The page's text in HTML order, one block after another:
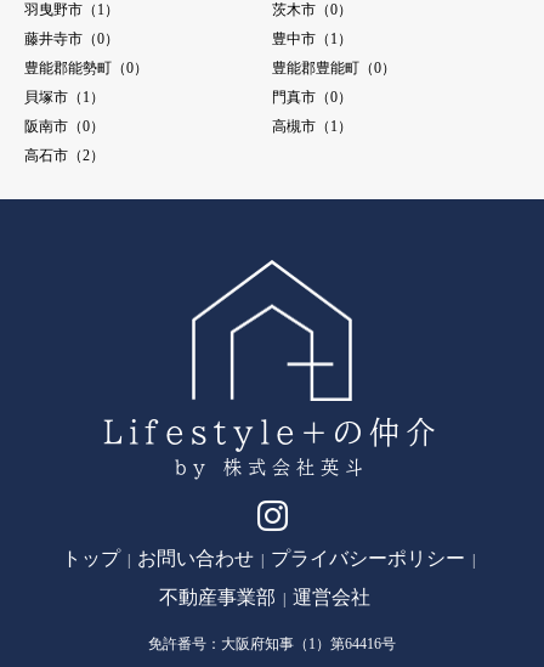
羽曳野市（1）
茨木市（0）
藤井寺市（0）
豊中市（1）
豊能郡能勢町（0）
豊能郡豊能町（0）
貝塚市（1）
門真市（0）
阪南市（0）
高槻市（1）
高石市（2）
Lifestyle+の仲介
by 株式会社英斗
トップ お問い合わせ
プライバシーポリシー
不動産事業部
運営会社
免許番号：大阪府知事（1）第64416号